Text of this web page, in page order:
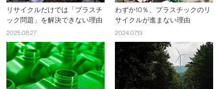
リサイクルだけでは「プラスチ
ック問題」を解決できない理由
2025.08.27
わずか10％、プラスチックのリ
サイクルが進まない理由
2024.07.19